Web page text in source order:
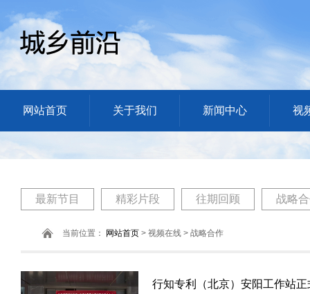
网站首页 关于我们 新闻中心 视
最新节目 精彩片段 往期回顾 战略
当前位置： 网站首页 > 视频在线 > 战略合作
行知专利（北京）安阳工作站正